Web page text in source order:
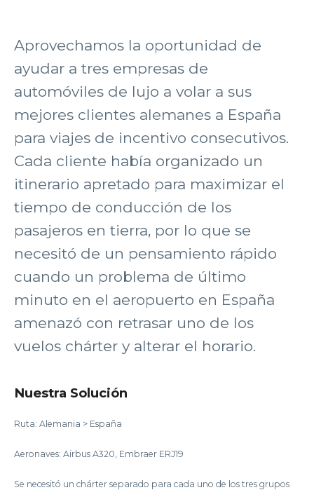
Aprovechamos la oportunidad de
ayudar a tres empresas de
automóviles de lujo a volar a sus
mejores clientes alemanes a España
para viajes de incentivo consecutivos.
Cada cliente había organizado un
itinerario apretado para maximizar el
tiempo de conducción de los
pasajeros en tierra, por lo que se
necesitó de un pensamiento rápido
cuando un problema de último
minuto en el aeropuerto en España
amenazó con retrasar uno de los
vuelos chárter y alterar el horario.
Nuestra Solución
Ruta: Alemania > España
Aeronaves: Airbus A320, Embraer ERJ19
Se necesitó un chárter separado para cada uno de los tres grupos